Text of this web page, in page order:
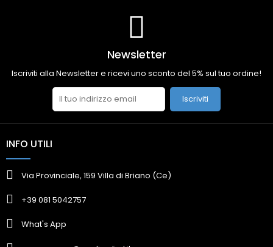
Newsletter
Iscriviti alla Newsletter e ricevi uno sconto del 5% sul tuo ordine!
Iscriviti
INFO UTILI
Via Provinciale, 159 Villa di Briano (Ce)
+39 081 5042757
What's App